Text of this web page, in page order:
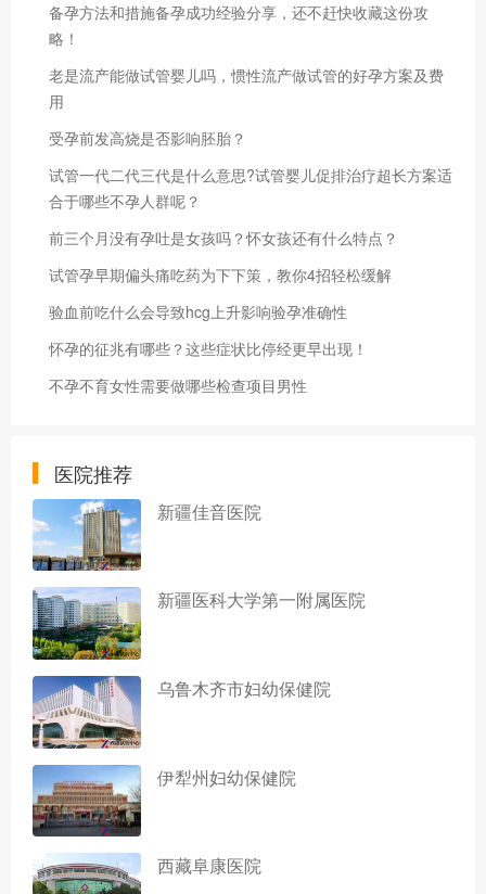
备孕方法和措施备孕成功经验分享，还不赶快收藏这份攻
略！
老是流产能做试管婴儿吗，惯性流产做试管的好孕方案及费
用
受孕前发高烧是否影响胚胎？
试管一代二代三代是什么意思?试管婴儿促排治疗超长方案适
合于哪些不孕人群呢？
前三个月没有孕吐是女孩吗？怀女孩还有什么特点？
试管孕早期偏头痛吃药为下下策，教你4招轻松缓解
验血前吃什么会导致hcg上升影响验孕准确性
怀孕的征兆有哪些？这些症状比停经更早出现！
不孕不育女性需要做哪些检查项目男性
医院推荐
新疆佳音医院
新疆医科大学第一附属医院
乌鲁木齐市妇幼保健院
伊犁州妇幼保健院
西藏阜康医院